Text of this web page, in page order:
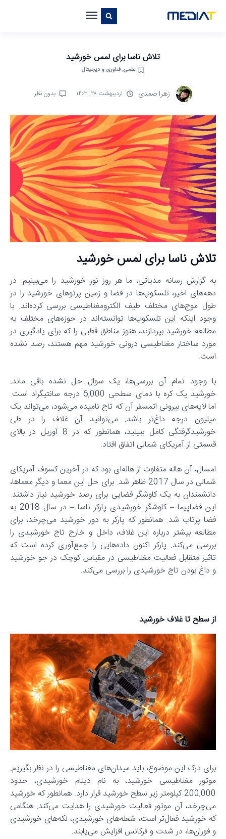
تلاش ناسا برای لمس خورشید
علمی,فناوری و دیجیتال
زهرا صمدی اردیبهشت ۲۸, ۱۴۰۳ بدون نظر
تلاش ناسا برای لمس خورشید
به گزارش رسانه مدیاتی، ما هر روز نور خورشید را می‌بینیم. در
دهه‌های اخیر، تلسکوپ‌ها در فضا و زمین پرتوهای خورشید را در
طول موج‌های مختلف طیف الکترومغناطیسی بررسی کرده‌اند. با
وجود اینکه این تلسکوپ‌ها توانسته‌اند در حوزه‌های مختلف به
مطالعه خورشید بپردازند، هنوز مناطق قطبی را که برای یادگیری در
مورد ساختار مغناطیسی درونی خورشید مهم هستند، رصد نشده
است.
با وجود تمام آن بررسی‌ها، یک سوال حل نشده باقی ماند.
خورشید یک کره با دمای سطحی 6,000 درجه سانتیگراد است.
اما لایه‌های بیرونی اتمسفر آن که تاج نامیده می‌شود، می‌تواند یک
میلیون درجه داغ‌تر باشد. می‌توانید آن غلاف را در طی
خورشیدگرفتگی کامل ببینید، همانطور که در 8 آوریل در بالای
قسمتی از آمریکای شمالی اتفاق افتاد.
امسال، آن هاله متفاوت از هاله‌ای بود که در آخرین کسوف آمریکای
شمالی در سال 2017 ظاهر شد. برای حل این معما و دیگر معماها،
دانشمندان به یک کاوشگر فضایی برای رصد خورشید نیاز داشتند.
این فضاپیما – کاوشگر خورشیدی پارکر ناسا – در سال 2018 به
فضا پرتاب شد. همانطور که پارکر به دور خورشید می‌چرخد، برای
مطالعه بیشتر درباره این غلاف، داخل و خارج تاج خورشیدی را
بررسی می‌کند. پارکر اکنون داده‌هایی را جمع‌آوری کرده است که
تاثیر متقابل فعالیت مغناطیسی در مقیاس کوچک در جو خورشید
و داغ بودن تاج خورشیدی را بررسی می‌کند.
از سطح تا غلاف خورشید
برای درک این موضوع، باید میدان‌های مغناطیسی را در نظر بگیریم.
موتور مغناطیسی خورشید، به نام دینام خورشیدی، حدود
200,000 کیلومتر زیر سطح خورشید قرار دارد. همانطور که خورشید
می‌چرخد، آن موتور فعالیت خورشیدی را هدایت می‌کند. هنگامی
که خورشید فعال‌تر است، شعله‌های خورشیدی، لکه‌های خورشیدی
و فوران‌ها، در شدت و فرکانس افزایش می‌یابند.